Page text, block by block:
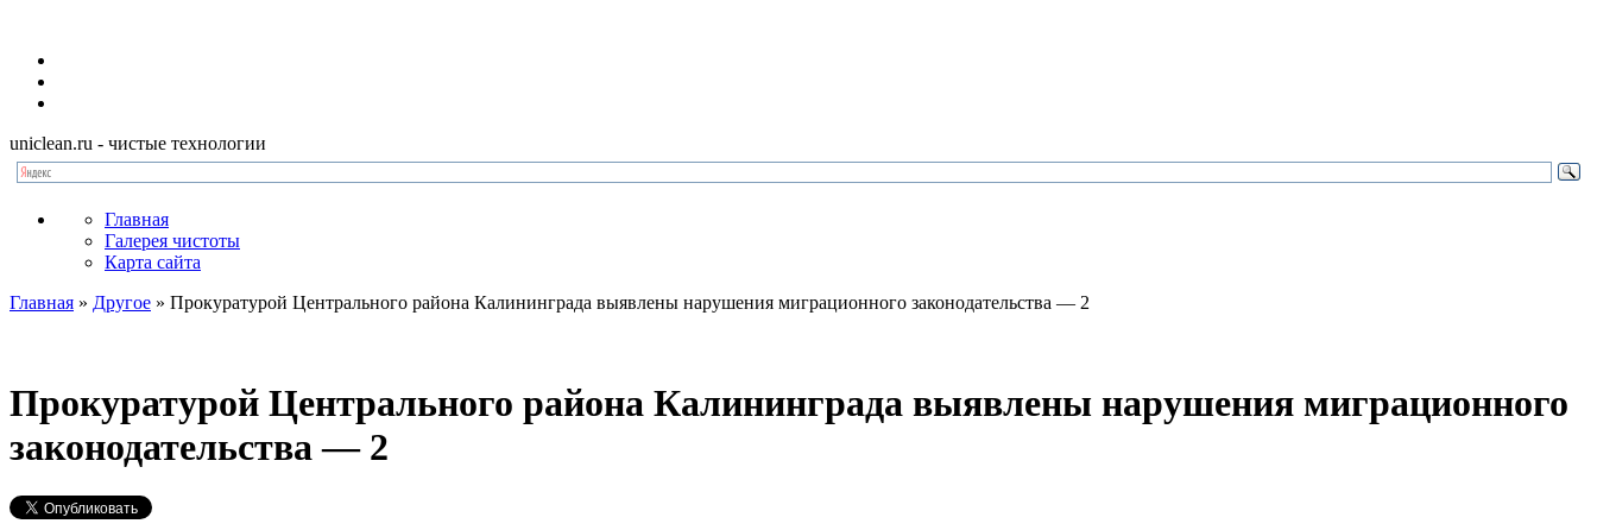
uniclean.ru - чистые технологии
Главная
Галерея чистоты
Карта сайта
Главная » Другое » Прокуратурой Центрального района Калининграда выявлены нарушения миграционного законодательства — 2
Прокуратурой Центрального района Калининграда выявлены нарушения миграционного
законодательства — 2